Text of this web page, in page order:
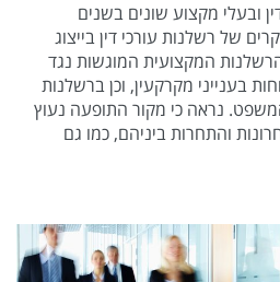
ובעלי מקצוע שונים בשנים
של רשלנות עורכי דין בייצוג
המקצועית המוגשות נגד
בענייני מקרקעין, וכן ברשלנות
נראה כי מקור התופעה נעוץ
והתחרות ביניהם, כמו גם